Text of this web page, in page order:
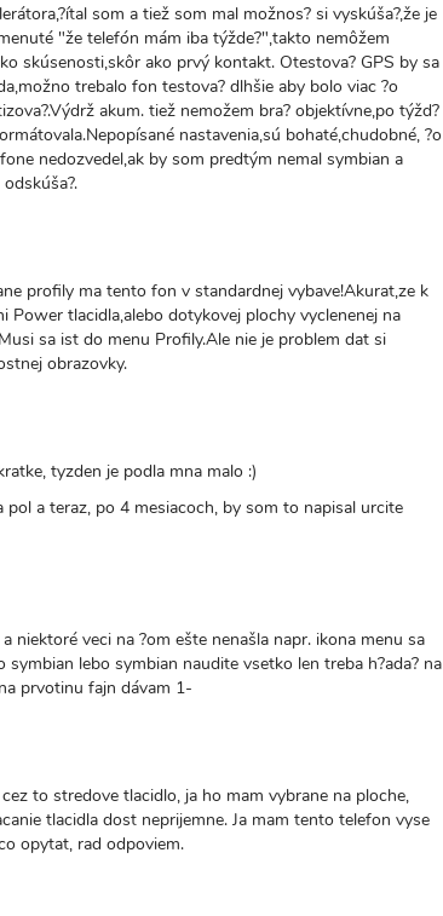
som a tiež som mal možnos? si vyskúša?,že je
"že telefón mám iba týžde?",takto nemôžem
skúsenosti,skôr ako prvý kontakt. Otestova? GPS by sa
trebalo fon testova? dlhšie aby bolo viac ?o
akum. tiež nemožem bra? objektívne,po týžd?
nastavenia,sú bohaté,chudobné, ?o
nedozvedel,ak by som predtým nemal symbian a
profily ma tento fon v standardnej vybave!Akurat,ze k
Power tlacidla,alebo dotykovej plochy vyclenenej na
sa ist do menu Profily.Ale nie je problem dat si
obrazovky.
tyzden je podla mna malo :)
pol a teraz, po 4 mesiacoch, by som to napisal urcite
niektoré veci na ?om ešte nenašla napr. ikona menu sa
symbian lebo symbian naudite vsetko len treba h?ada? na
prvotinu fajn dávam 1-
to stredove tlacidlo, ja ho mam vybrane na ploche,
tlacidla dost neprijemne. Ja mam tento telefon vyse
opytat, rad odpoviem.